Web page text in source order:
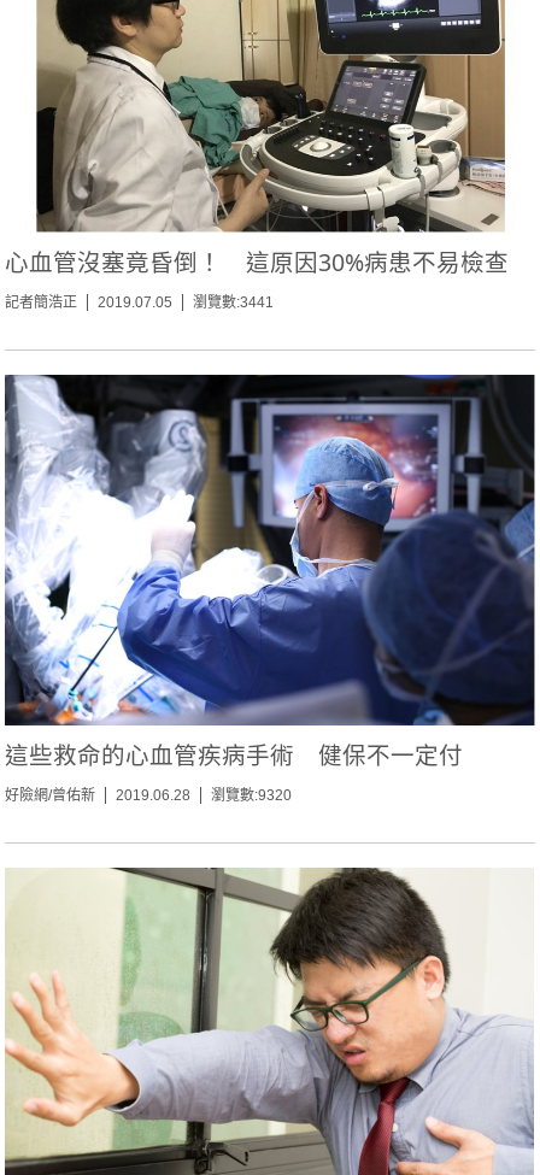
心血管沒塞竟昏倒！ 這原因30%病患不易檢查
記者簡浩正 2019.07.05 瀏覽數:3441
這些救命的心血管疾病手術 健保不一定付
好險網/曾佑新 2019.06.28 瀏覽數:9320